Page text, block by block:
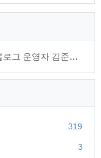
영자 김준범 입니다.
319
3